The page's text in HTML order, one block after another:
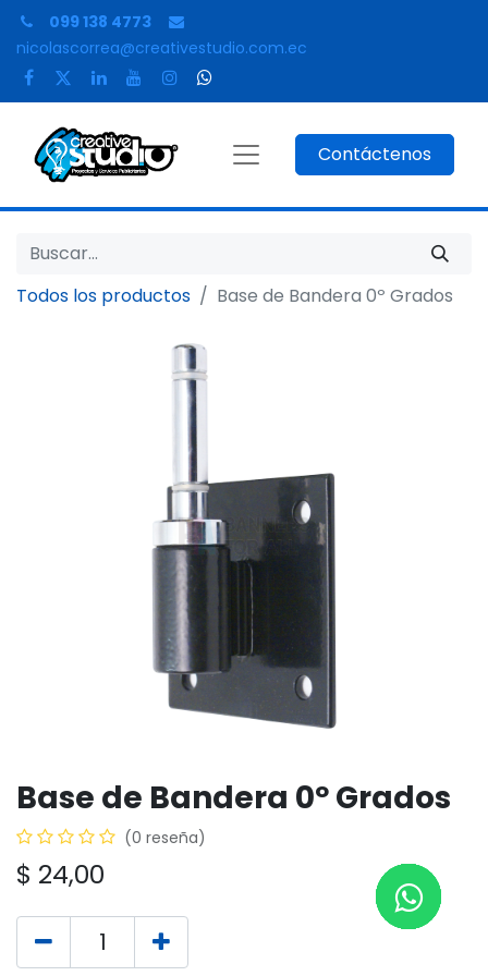
099 138 4773
nicolascorrea@creativestudio.com.ec
Contáctenos
Todos los productos Base de Bandera 0º Grados
Base de Bandera 0º Grados
(0 reseña)
$ 24,00